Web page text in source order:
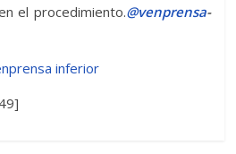
el procedimiento.@venprensa-